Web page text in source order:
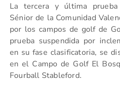
La tercera y última
Sénior de la Comunidad
por los campos de golf de
prueba suspendida por
en su fase clasificatoria, se
en el Campo de Golf El
Fourball Stableford.